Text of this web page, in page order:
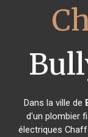
Dans la ville de
d'un plombier
électriques